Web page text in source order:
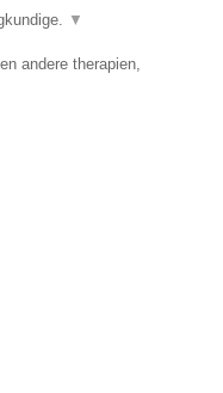
▼
andere therapien,